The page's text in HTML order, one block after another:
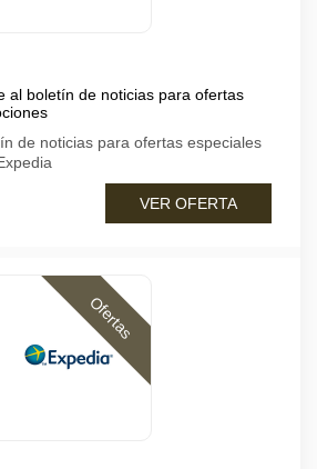
al boletín de noticias para ofertas
de noticias para ofertas especiales
VER OFERTA
Ofertas